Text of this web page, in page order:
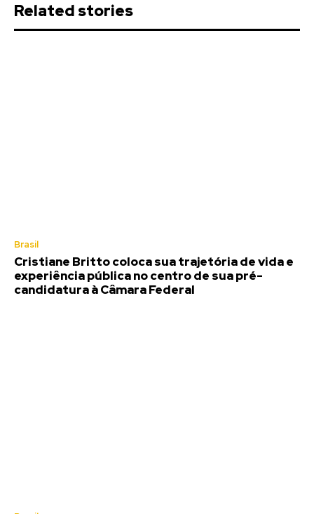
Related stories
Brasil
Cristiane Britto coloca sua trajetória de vida e
experiência pública no centro de sua pré-
candidatura à Câmara Federal